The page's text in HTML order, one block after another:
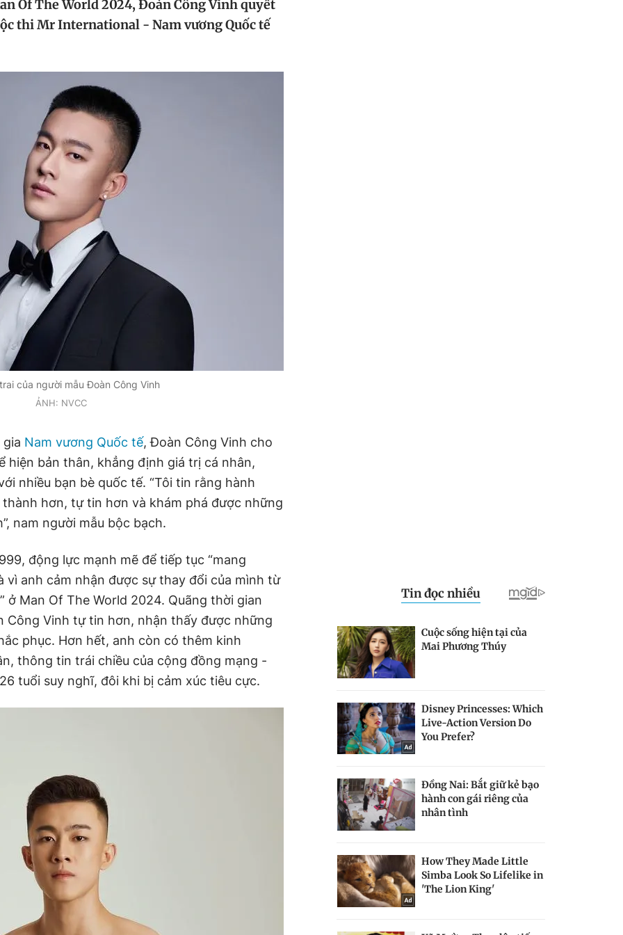
Of The World 2024, Đoàn Công Vinh quyết
thi Mr International - Nam vương Quốc tế
của người mẫu Đoàn Công Vinh
ẢNH: NVCC
Nam vương Quốc tế, Đoàn Công Vinh cho
hiện bản thân, khẳng định giá trị cá nhân,
nhiều bạn bè quốc tế. “Tôi tin rằng hành
hơn, tự tin hơn và khám phá được những
nam người mẫu bộc bạch.
động lực mạnh mẽ để tiếp tục “mang
vì anh cảm nhận được sự thay đổi của mình từ
ở Man Of The World 2024. Quãng thời gian
Công Vinh tự tin hơn, nhận thấy được những
phục. Hơn hết, anh còn có thêm kinh
thông tin trái chiều của cộng đồng mạng -
tuổi suy nghĩ, đôi khi bị cảm xúc tiêu cực.